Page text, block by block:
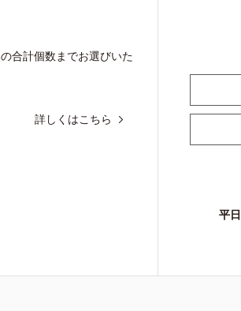
合計個数までお選びいた
詳しくはこちら
平